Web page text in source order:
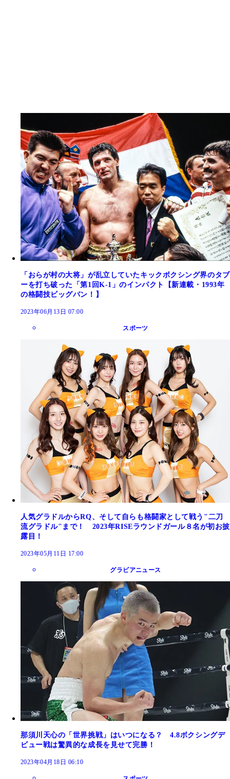
「おらが村の大将」が乱立していたキックボクシング界のタブ
ーを打ち破った「第1回K-1」のインパクト【新連載・1993年
の格闘技ビッグバン！】
2023年06月13日 07:00
スポーツ
人気グラドルからRQ、そして自らも格闘家として戦う"二刀
流グラドル"まで！ 2023年RISEラウンドガール８名が初お披
露目！
2023年05月11日 17:00
グラビアニュース
那須川天心の「世界挑戦」はいつになる？ 4.8ボクシングデ
ビュー戦は驚異的な成長を見せて完勝！
2023年04月18日 06:10